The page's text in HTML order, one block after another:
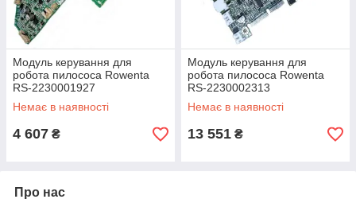
Модуль керування для
робота пилососа Rowenta
RS-2230001927
Немає в наявності
4 607 ₴
Модуль керування для
робота пилососа Rowenta
RS-2230002313
Немає в наявності
13 551 ₴
Про нас